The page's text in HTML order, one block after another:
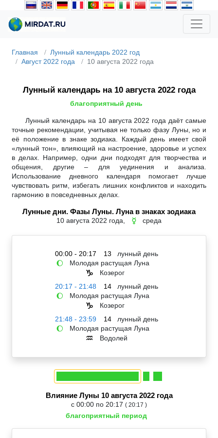
Главная
Лунный календарь 2022 год
Август 2022 года
10 августа 2022 года
Лунный календарь на 10 августа 2022 года
благоприятный день
Лунный календарь на 10 августа 2022 года даёт самые
точные рекомендации, учитывая не только фазу Луны, но и
её положение в знаке зодиака. Каждый день имеет свой
«лунный тон», влияющий на настроение, здоровье и успех
в делах. Например, одни дни подходят для творчества и
общения, другие – для уединения и анализа.
Использование дневного календаря помогает лучше
чувствовать ритм, избегать лишних конфликтов и находить
гармонию в повседневных делах.
Лунные дни. Фазы Луны. Луна в знаках зодиака
10 августа 2022 года, ☿ среда
00:00 - 20:17 13 лунный день
🌔 Молодая растущая Луна
♑
Козерог
20:17 - 21:48
14 лунный день
🌔 Молодая растущая Луна
♑
Козерог
21:48 - 23:59
14 лунный день
🌔 Молодая растущая Луна
♒ Водолей
Влияние Луны 10 августа 2022 года
с 00:00 по 20:17 ( 20:17 )
благоприятный период